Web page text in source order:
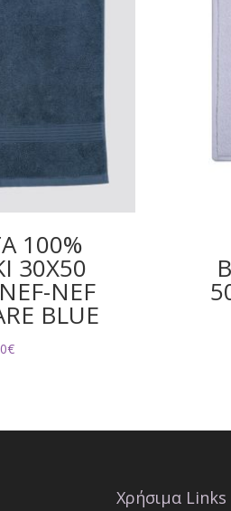
100%
30Χ50
NEF
BLUE
€
Χρήσιμα Links